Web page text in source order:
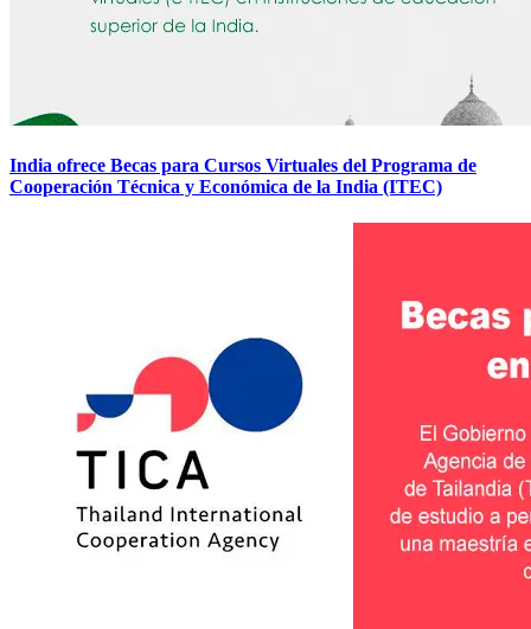
India ofrece Becas para Cursos Virtuales del Programa de
Cooperación Técnica y Económica de la India (ITEC)